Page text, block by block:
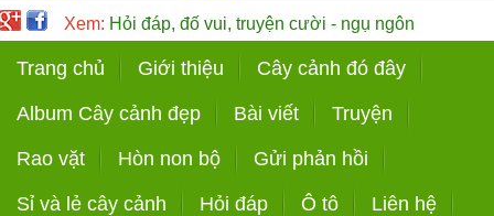
Xem: Hỏi đáp, đố vui, truyện cười - ngụ ngôn
Trang chủ Giới thiệu Cây cảnh đó đây
Album Cây cảnh đẹp Bài viết Truyện
Rao vặt Hòn non bộ Gửi phản hồi
Sỉ và lẻ cây cảnh Hỏi đáp Ô tô Liên hệ